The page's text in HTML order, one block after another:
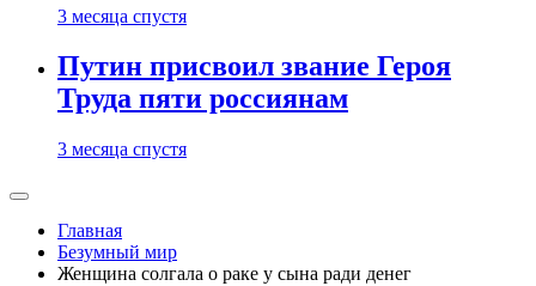
3 месяца спустя
Путин присвоил звание Героя
Труда пяти россиянам
3 месяца спустя
Главная
Безумный мир
Женщина солгала о раке у сына ради денег